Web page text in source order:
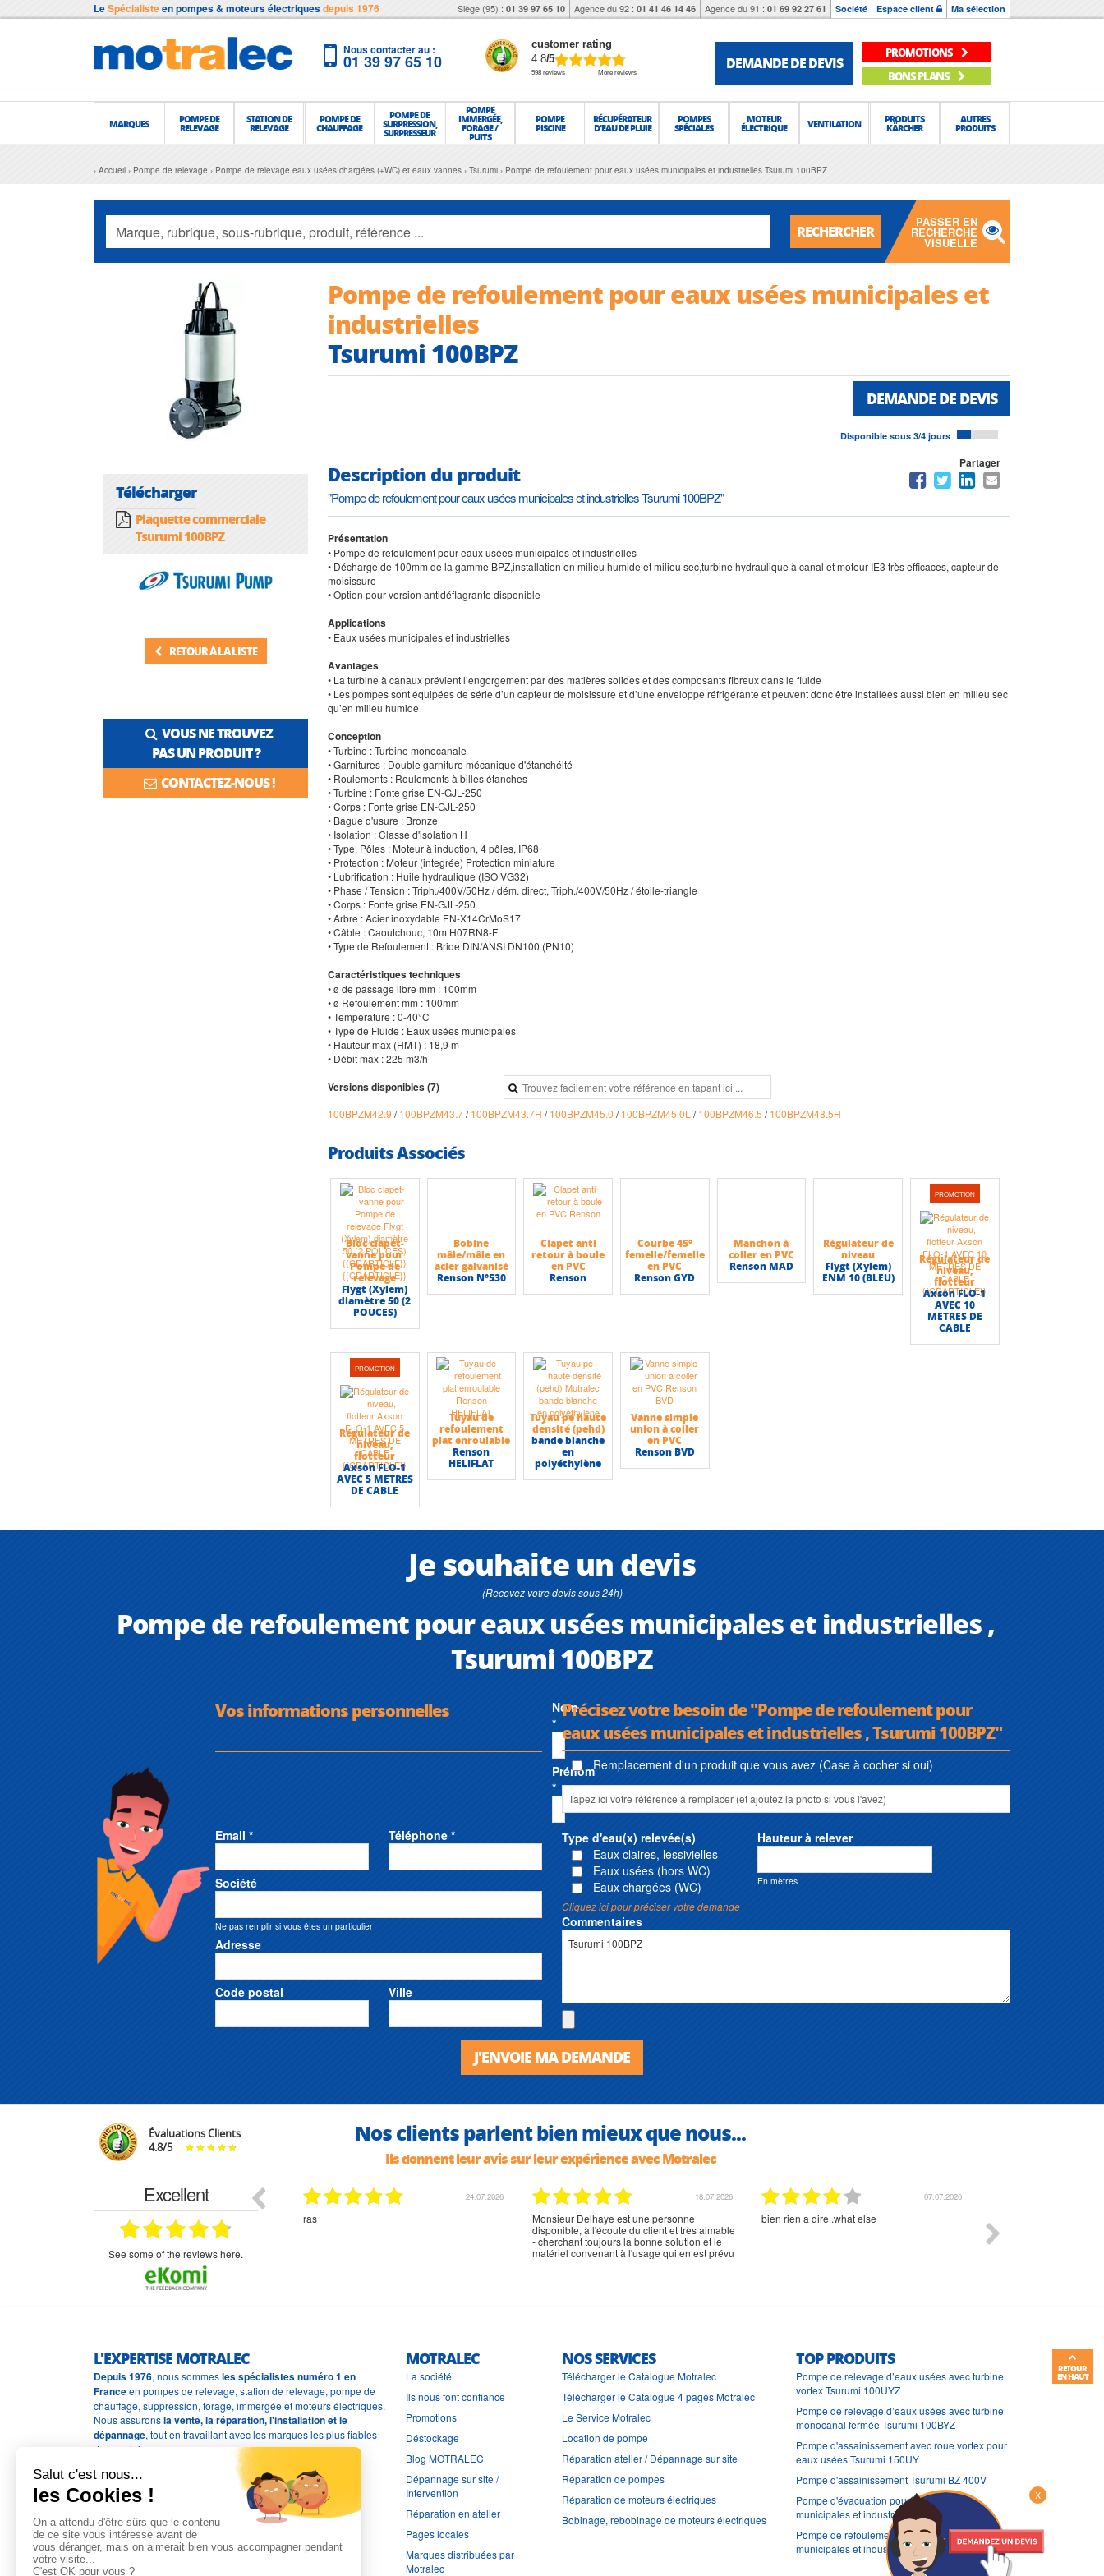
LeSpécialisteen pompes & moteurs électriquesdepuis 1976 Siège (95) : 01 39 97 65 10 Agence du 92 : 01 41 46 14 46 Agence du 91 : 01 69 92 27 61 Société Espace client Ma sélection
Nous contacter au :
01 39 97 65 10
customer rating
4.8/5
598 reviews More reviews
DEMANDE DE DEVIS
PROMOTIONS
BONS PLANS
MARQUES POMPE DE
RELEVAGE
STATION DE
RELEVAGE
POMPE DE
CHAUFFAGE
POMPE DE
SURPRESSION,
SURPRESSEUR
POMPE
IMMERGÉE,
FORAGE /
PUITS
POMPE
PISCINE
RÉCUPÉRATEUR
D'EAU DE PLUIE
POMPES
SPÉCIALES
MOTEUR
ÉLECTRIQUE VENTILATION PRODUITS
KÄRCHER
AUTRES
PRODUITS
Accueil Pompe de relevage Pompe de relevage eaux usées chargées (+WC) et eaux vannes Tsurumi Pompe de refoulement pour eaux usées municipales et industrielles Tsurumi 100BPZ
RECHERCHER
PASSER EN
RECHERCHE
VISUELLE
Télécharger
Plaquette commerciale
Tsurumi 100BPZ
RETOUR À LA LISTE
VOUS NE TROUVEZ
PAS UN PRODUIT ?
CONTACTEZ-NOUS !
Pompe de refoulement pour eaux usées municipales et
industrielles
Tsurumi 100BPZ
DEMANDE DE DEVIS
Disponible sous 3/4 jours
Description du produit
"Pompe de refoulement pour eaux usées municipales et industrielles Tsurumi 100BPZ"
Partager
Présentation
• Pompe de refoulement pour eaux usées municipales et industrielles
• Décharge de 100mm de la gamme BPZ,installation en milieu humide et milieu sec,turbine hydraulique à canal et moteur IE3 très efficaces, capteur de
moisissure
• Option pour version antidéflagrante disponible
Applications
• Eaux usées municipales et industrielles
Avantages
• La turbine à canaux prévient l’engorgement par des matières solides et des composants fibreux dans le fluide
• Les pompes sont équipées de série d’un capteur de moisissure et d’une enveloppe réfrigérante et peuvent donc être installées aussi bien en milieu sec
qu’en milieu humide
Conception
• Turbine : Turbine monocanale
• Garnitures : Double garniture mécanique d'étanchéité
• Roulements : Roulements à billes étanches
• Turbine : Fonte grise EN-GJL-250
• Corps : Fonte grise EN-GJL-250
• Bague d'usure : Bronze
• Isolation : Classe d'isolation H
• Type, Pôles : Moteur à induction, 4 pôles, IP68
• Protection : Moteur (integrée) Protection miniature
• Lubrification : Huile hydraulique (ISO VG32)
• Phase / Tension : Triph./400V/50Hz / dém. direct, Triph./400V/50Hz / étoile-triangle
• Corps : Fonte grise EN-GJL-250
• Arbre : Acier inoxydable EN-X14CrMoS17
• Câble : Caoutchouc, 10m H07RN8-F
• Type de Refoulement : Bride DIN/ANSI DN100 (PN10)
Caractéristiques techniques
• ø de passage libre mm : 100mm
• ø Refoulement mm : 100mm
• Température : 0-40°C
• Type de Fluide : Eaux usées municipales
• Hauteur max (HMT) : 18,9 m
• Débit max : 225 m3/h
Versions disponibles (7)
100BPZM42.9 /100BPZM43.7/100BPZM43.7H /100BPZM45.0 /100BPZM45.0L /100BPZM46.5 /100BPZM48.5H
Produits Associés
Bloc clapet-
vanne pour
Pompe de
relevage
Flygt (Xylem)
diamètre 50 (2
POUCES)
Bobine
mâle/mâle en
acier galvanisé
Renson N°530
Clapet anti
retour à boule
en PVC
Renson
Courbe 45°
femelle/femelle
en PVC
Renson GYD
Manchon à
coller en PVC
Renson MAD
Régulateur de
niveau
Flygt (Xylem)
ENM 10 (BLEU)
PROMOTION
Régulateur de
niveau,
flotteur
Axson FLO-1
AVEC 10
METRES DE
CABLE
PROMOTION
Régulateur de
niveau,
flotteur
Axson FLO-1
AVEC 5 METRES
DE CABLE
Tuyau de
refoulement
plat enroulable
Renson
HELIFLAT
Tuyau pe haute
densité (pehd)
bande blanche
en
polyéthylène
Vanne simple
union à coller
en PVC
Renson BVD
Je souhaite un devis
(Recevez votre devis sous 24h)
Pompe de refoulement pour eaux usées municipales et industrielles ,
Tsurumi 100BPZ
Vos informations personnelles
Nom
*
Prénom
*
Email * Téléphone *
Société
Ne pas remplir si vous êtes un particulier
Adresse
Code postal Ville
Précisez votre besoin de "Pompe de refoulement pour
eaux usées municipales et industrielles , Tsurumi 100BPZ"
Remplacement d'un produit que vous avez (Case à cocher si oui)
Type d'eau(x) relevée(s)
Eaux claires, lessivielles
Eaux usées (hors WC)
Eaux chargées (WC)
Hauteur à relever
En mètres
Cliquez ici pour préciser votre demande
Commentaires
J'ENVOIE MA DEMANDE
Évaluations Clients
4.8/5 Nos clients parlent bien mieux que nous...
Ils donnent leur avis sur leur expérience avec Motralec
Excellent
see some of the reviews here.
29.03.2026
bonjour commande pompe puit malgré un
appel en dehors des heures d ouverture votre
commercial a géré ma demande le devis reçu
immédiatement un fois le paiement effectue la
commande a été valider l envoi a été un peu
long mais dans l ensemble très satisfait
24.07.2026
ras
18.07.2026
Monsieur Delhaye est une personne
disponible, à l'écoute du client et très aimable
- cherchant toujours la bonne solution et le
matériel convenant à l'usage qui en est prévu
07.07.2026
bien rien a dire .what else
L'EXPERTISE MOTRALEC
Depuis 1976, nous sommesles spécialistes numéro 1 en
Franceen pompes de relevage, station de relevage, pompe de
chauffage, suppression, forage, immergée et moteurs électriques.
Nous assuronsla vente, la réparation, l'installation et le
dépannage, tout en travaillant avec les marques les plus fiables
du marché.
MOTRALEC
La société
Ils nous font confiance
Promotions
Déstockage
Blog MOTRALEC
Dépannage sur site /
Intervention
Réparation en atelier
Pages locales
Marques distribuées par
Motralec
NOS SERVICES
Télécharger le Catalogue Motralec
Télécharger le Catalogue 4 pages Motralec
Le Service Motralec
Location de pompe
Réparation atelier / Dépannage sur site
Réparation de pompes
Réparation de moteurs électriques
Bobinage, rebobinage de moteurs électriques
TOP PRODUITS
Pompe de relevage d’eaux usées avec turbine
vortex Tsurumi 100UYZ
Pompe de relevage d’eaux usées avec turbine
monocanal fermée Tsurumi 100BYZ
Pompe d'assainissement avec roue vortex pour
eaux usées Tsurumi 150UY
Pompe d'assainissement Tsurumi BZ 400V
Pompe d'évacuation pour eaux usées
municipales et industrielles Tsurumi 80BPZ
Pompe de refoulement pour eaux usées
municipales et industrielles Tsurumi 100BP
X
RETOUR
EN HAUT